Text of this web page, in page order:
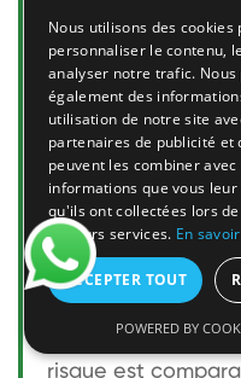
Le frelon
l'homme ?
Le frelon
taille mais
son nid. Sa piqûre
celle d'une guêpe
une personne non
bénigne. Pour une
risque est
Nous utilisons des cookies
personnaliser le contenu,
analyser notre trafic. Nous
également des
utilisation de notre site
partenaires de publicité et
peuvent les combiner
informations que vous
qu'ils ont collectées lors
de leurs services. En
ACCEPTER TOUT
POWERED BY